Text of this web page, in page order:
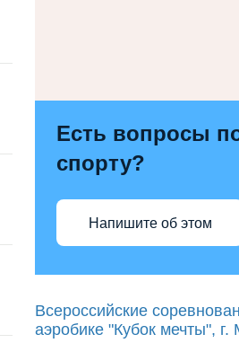
Есть вопросы
спорту?
Напишите об этом
Всероссийские
аэробике "Кубок мечты", г.